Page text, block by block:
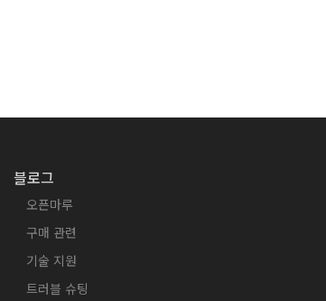
블로그
오픈마루
구매 관련
기술 지원
트러블 슈팅